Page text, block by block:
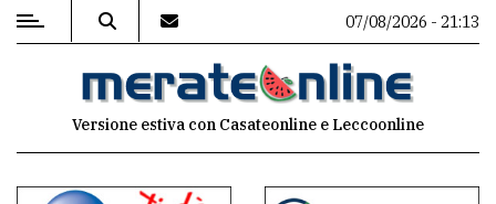
MENU
07/08/2026 - 21:13
Versione estiva con Casateonline e Leccoonline